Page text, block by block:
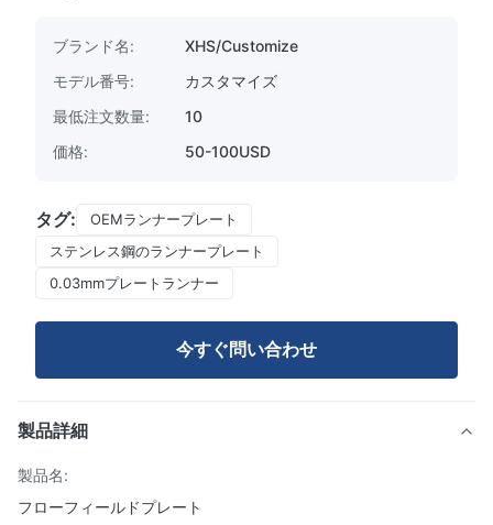
ブランド名:
XHS/Customize
モデル番号:
カスタマイズ
最低注文数量:
10
価格:
50-100USD
タグ:
OEMランナープレート
ステンレス鋼のランナープレート
0.03mmプレートランナー
今すぐ問い合わせ
製品詳細
製品名:
フローフィールドプレート